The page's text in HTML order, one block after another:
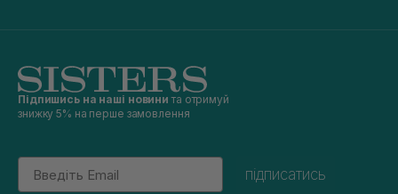
Підпишись на наші новини та отримуй
знижку 5% на перше замовлення
Email
підписатись